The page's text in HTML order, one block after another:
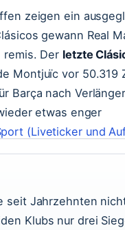
zeigen ein
gewann Real
remis. Der letzte
Montjuïc vor 50.319
Barça nach
etwas enger
(Liveticker und
seit Jahrzehnten
Klubs nur drei